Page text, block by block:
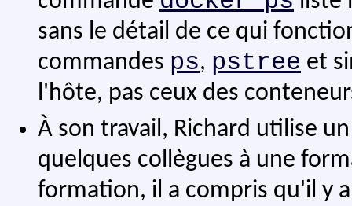
sans le détail de ce qui
commandes ps, pstree et
l'hôte, pas ceux des
À son travail, Richard utilise
quelques collègues à une
formation, il a compris qu'il y